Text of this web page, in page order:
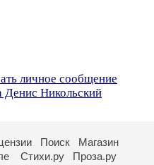
личное сообщение
Денис Никольский
Поиск
Магазин
Стихи.ру Проза.ру